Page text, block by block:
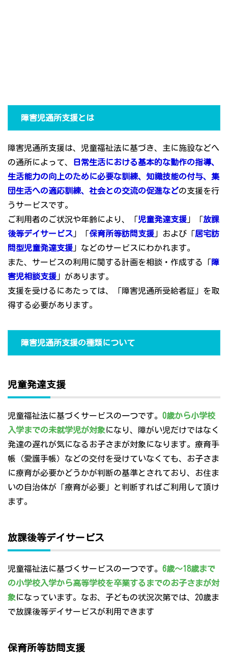
障害児通所支援とは
障害児通所支援は、児童福祉法に基づき、主に施設などへ
の通所によって、
日常生活における基本的な動作の指導、
生活能力の向上のために必要な訓練、知識技能の付与、集
団生活への適応訓練、社会との交流の促進などの支援を行
うサービスです。
ご利用者のご状況や年齢により、「児童発達支援 」「放課
後等デイサービス 」「保育所等訪問支援 」および「居宅訪
問型児童発達支援 」などのサービスにわかれます。
また、サービスの利用に関する計画を相談・作成する「障
害児相談支援 」があります。
支援を受けるにあたっては、「障害児通所受給者証」を取
得する必要があります。
障害児通所支援の種類について
児童発達支援
児童福祉法に基づくサービスの一つです。 0歳から小学校
入学までの未就学児が対象になり、障がい児だけではなく
発達の遅れが気になるお子さまが対象になります。療育手
帳（愛護手帳）などの交付を受けていなくても、お子さま
に療育が必要かどうかが判断の基準とされており、お住ま
いの自治体が「療育が必要」と判断すればご利用して頂け
ます。
放課後等デイサービス
児童福祉法に基づくサービスの一つです。 6歳～18歳まで
の小学校入学から高等学校を卒業するまでのお子さまが対
象になっています。なお、子どもの状況次第では、20歳ま
で放課後等デイサービスが利用できます
保育所等訪問支援